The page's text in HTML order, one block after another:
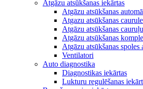
Atgāzu atsūkšanas iekārtas
Atgāzu atsūkšanas
Atgazu atsūkšanas
Atgāzu atsūkšanas
Atgāzu atsūkšanas
Atgāzu atsūkšanas spoles
Ventilatori
Auto diagnostika
Diagnostikas iekārtas
Lukturu regulēšanas